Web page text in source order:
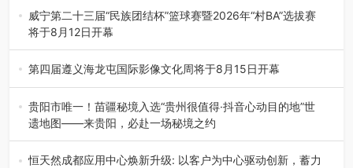
威宁第二十三届“民族团结杯”篮球赛暨2026年“村BA”选拔赛
将于8月12日开幕
8月7日，威宁彝族回族苗族自治县第二十三届“民族团结
杯”篮球赛暨2026年“村B…
第四届遵义海龙屯国际影像文化周将于8月15日开幕
8月7日，第四届遵义海龙屯国际影像文化周媒体通气会在世
界文化遗产地海龙屯核心景区…
贵阳市唯一！苗疆秘境入选“贵州很值得·抖音心动目的地”世
遗地图——来贵阳，必赴一场秘境之约
2026年7月21日，2026年“贵州很值得”暨抖音“心动目的
地”（贵州站）主题…
恒天然成都应用中心焕新升级: 以客户为中心驱动创新，蓄力